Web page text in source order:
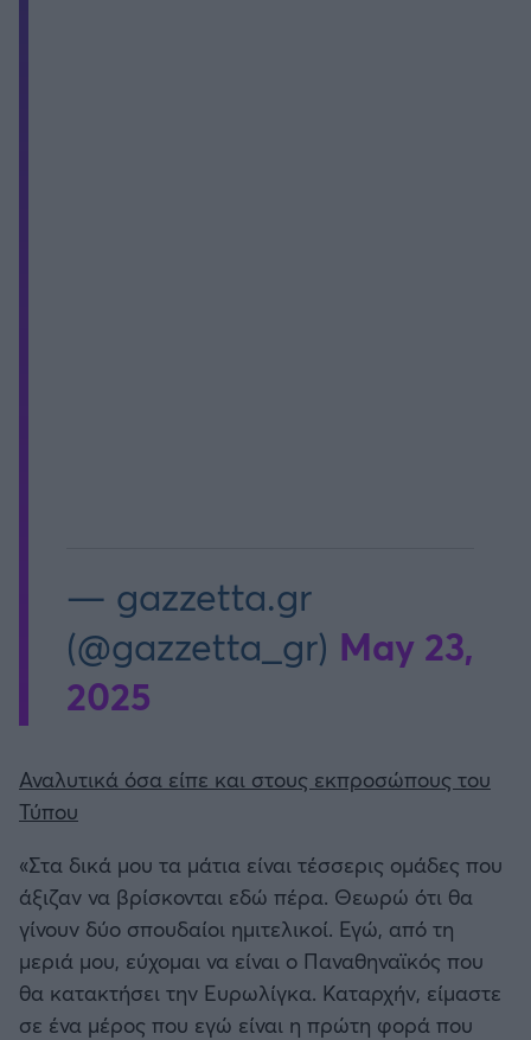
— gazzetta.gr
(@gazzetta_gr) May 23,
2025
Αναλυτικά όσα είπε και στους εκπροσώπους του
Τύπου
«Στα δικά μου τα μάτια είναι τέσσερις ομάδες που
άξιζαν να βρίσκονται εδώ πέρα. Θεωρώ ότι θα
γίνουν δύο σπουδαίοι ημιτελικοί. Εγώ, από τη
μεριά μου, εύχομαι να είναι ο Παναθηναϊκός που
θα κατακτήσει την Ευρωλίγκα. Καταρχήν, είμαστε
σε ένα μέρος που εγώ είναι η πρώτη φορά που